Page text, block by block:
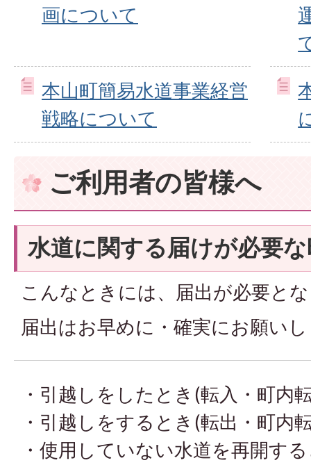
画について
本山町簡易水道事業経営
戦略について
ご利用者の皆様へ
水道に関する届けが必要
こんなときには、届出が必要と
届出はお早めに・確実にお願い
・引越しをしたとき(転入・町内
・引越しをするとき(転出・町内
・使用していない水道を再開す